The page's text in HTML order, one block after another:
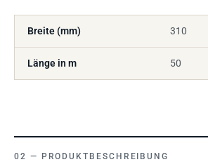
Breite (mm) 310
Länge in m 50
PRODUKTBESCHREIBUNG